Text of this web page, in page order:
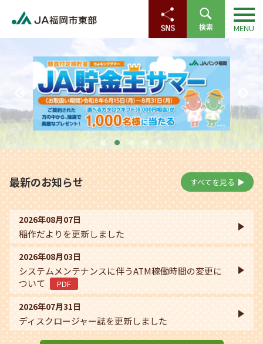
最新のお知らせ すべてを見る
2026年08月07日
稲作だよりを更新しました
2026年08月03日
システムメンテナンスに伴うATM稼働時間の変更に
ついて
PDF
2026年07月31日
ディスクロージャー誌を更新しました